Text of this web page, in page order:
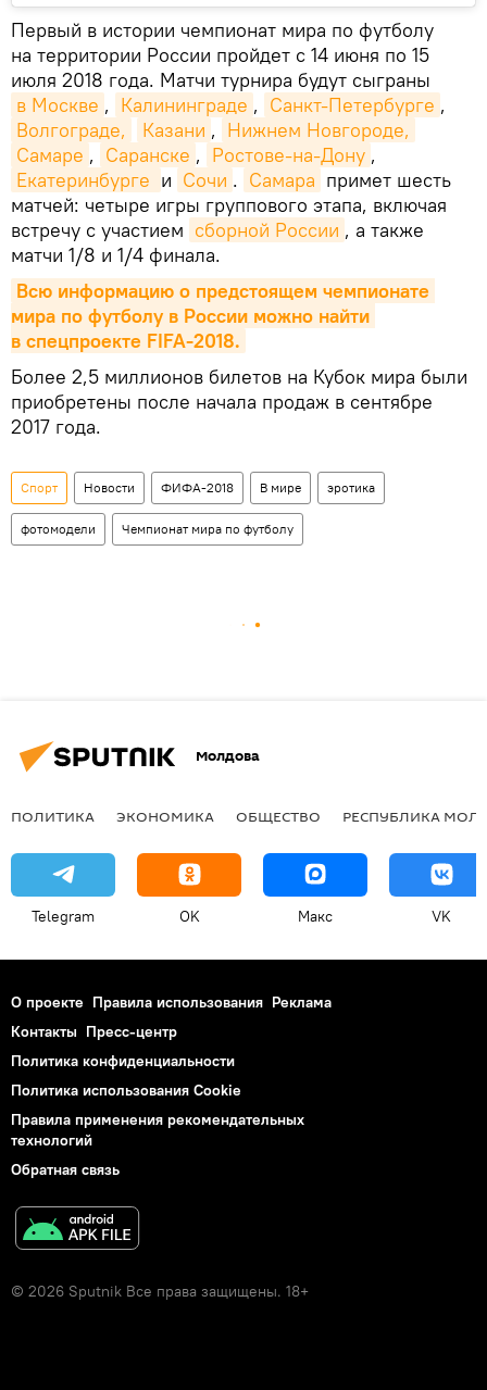
Первый в истории чемпионат мира по футболу
на территории России пройдет с 14 июня по 15
июля 2018 года. Матчи турнира будут сыграны
в Москве , Калининграде , Санкт-Петербурге ,
Волгограде,
Казани , Нижнем Новгороде,
Самаре , Саранске , Ростове-на-Дону ,
Екатеринбурге и Сочи . Самара примет шесть
матчей: четыре игры группового этапа, включая
встречу с участием сборной России , а также
матчи 1/8 и 1/4 финала.
Всю информацию о предстоящем чемпионате
мира по футболу в России можно найти
в спецпроекте FIFA-2018.
Более 2,5 миллионов билетов на Кубок мира были
приобретены после начала продаж в сентябре
2017 года.
Спорт Новости ФИФА-2018 В мире эротика
фотомодели Чемпионат мира по футболу
Молдова
ПОЛИТИКА ЭКОНОМИКА ОБЩЕСТВО РЕСПУБЛИКА
Telegram OK Макс VK
О проекте Правила использования Реклама
Контакты Пресс-центр
Политика конфиденциальности
Политика использования Cookie
Правила применения рекомендательных
технологий
Обратная связь
© 2026 Sputnik Все права защищены. 18+